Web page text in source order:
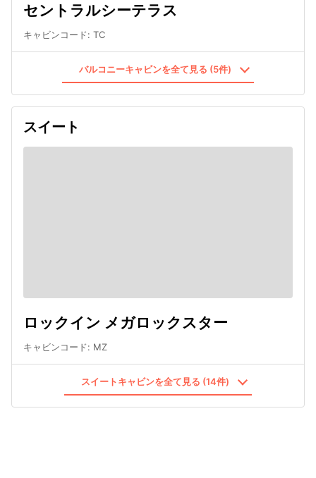
セントラルシーテラス
キャビンコード: TC
バルコニーキャビンを全て見る (5件)
スイート
ロックイン メガロックスター
キャビンコード: MZ
スイートキャビンを全て見る (14件)